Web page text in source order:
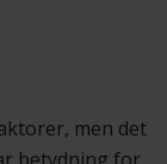
men det